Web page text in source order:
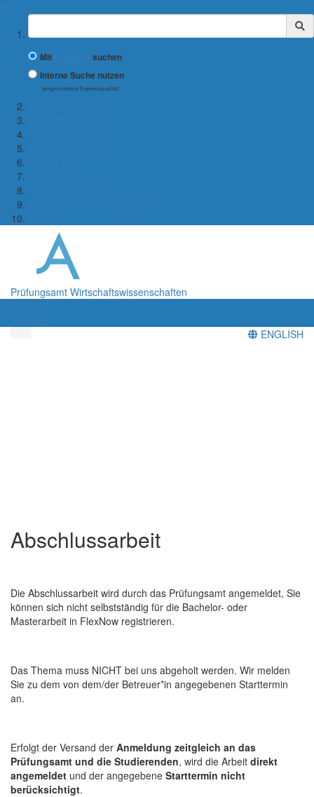
Suchbegriff
Mit
suchen
Interne Suche nutzen
(eingeschränkte Ergebnisqualität)
Prüfungsamt Wirtschaftswissenschaften
ENGLISH
Abschlussarbeit
Die Abschlussarbeit wird durch das Prüfungsamt angemeldet, Sie
können sich nicht selbstständig für die Bachelor- oder
Masterarbeit in FlexNow registrieren.
Das Thema muss NICHT bei uns abgeholt werden. Wir melden
Sie zu dem von dem/der Betreuer*in angegebenen Starttermin
an.
Erfolgt der Versand der Anmeldung zeitgleich an das
Prüfungsamt und die Studierenden, wird die Arbeit direkt
angemeldet und der angegebene Starttermin nicht
berücksichtigt.